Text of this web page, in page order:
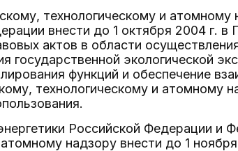
технологическому и
внести до 1 октября 2004 г. в
актов в области
государственной экологической
функций и обеспечение
технологическому и атомному
Российской Федерации и
надзору внести до 1